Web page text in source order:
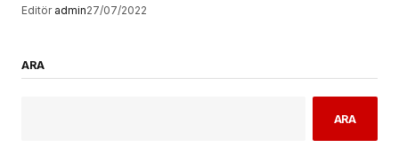
Editör admin27/07/2022
ARA
ARA